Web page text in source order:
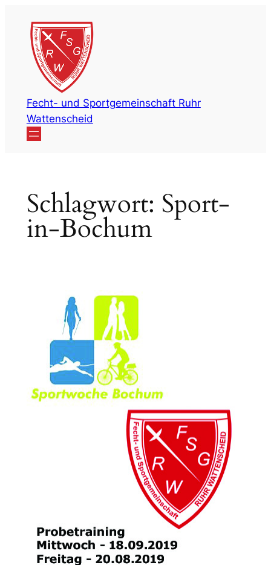
Inhalt
springen
Fecht- und Sportgemeinschaft Ruhr
Wattenscheid
Schlagwort: Sport-
in-Bochum